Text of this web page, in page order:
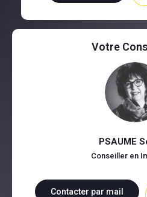
Votre
PSAUME
Conseiller en
Contacter par mail